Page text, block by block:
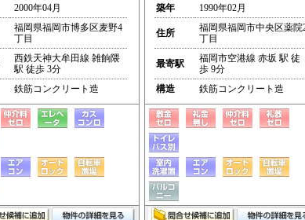
2000年04月
福岡県福岡市博多区麦野4
丁目
西鉄天神大牟田線 雑餉隈
駅 徒歩 3分
鉄筋コンクリート造
築年
1990年02月
住所
福岡県福岡市中央区薬院
丁目
最寄駅
福岡市空港線 赤坂 駅 徒
歩 9分
構造
鉄筋コンクリート造